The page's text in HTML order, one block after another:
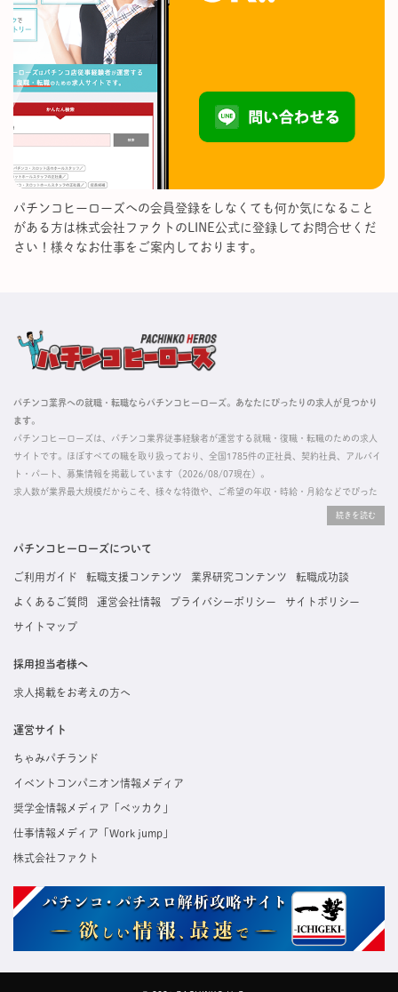
パチンコヒーローズへの会員登録をしなくても何か気になること
がある方は株式会社ファクトのLINE公式に登録してお問合せくだ
さい！様々なお仕事をご案内しております。
パチンコ業界への就職・転職ならパチンコヒーローズ。あなたにぴったりの求人が見つかり
ます。
パチンコヒーローズは、パチンコ業界従事経験者が運営する就職・復職・転職のための求人
サイトです。ほぼすべての職を取り扱っており、全国1785件の正社員、契約社員、アルバイ
ト・パート、募集情報を掲載しています（2026/08/07現在）。
求人数が業界最大規模だからこそ、様々な特徴や、ご希望の年収・時給・月給などでぴった
掲載している求人は、すべて契約法人様から寄せられた正規の求人情報です。応募いただい
た内容はすぐに直接事業所に届くためスムーズに転職・復職できます。
パチンコヒーローズについて
ご利用ガイド 転職支援コンテンツ 業界研究コンテンツ 転職成功談
よくあるご質問 運営会社情報 プライバシーポリシー サイトポリシー
サイトマップ
採用担当者様へ
求人掲載をお考えの方へ
運営サイト
ちゃみパチランド
イベントコンパニオン情報メディア
奨学金情報メディア「ベッカク」
仕事情報メディア「Work jump」
株式会社ファクト